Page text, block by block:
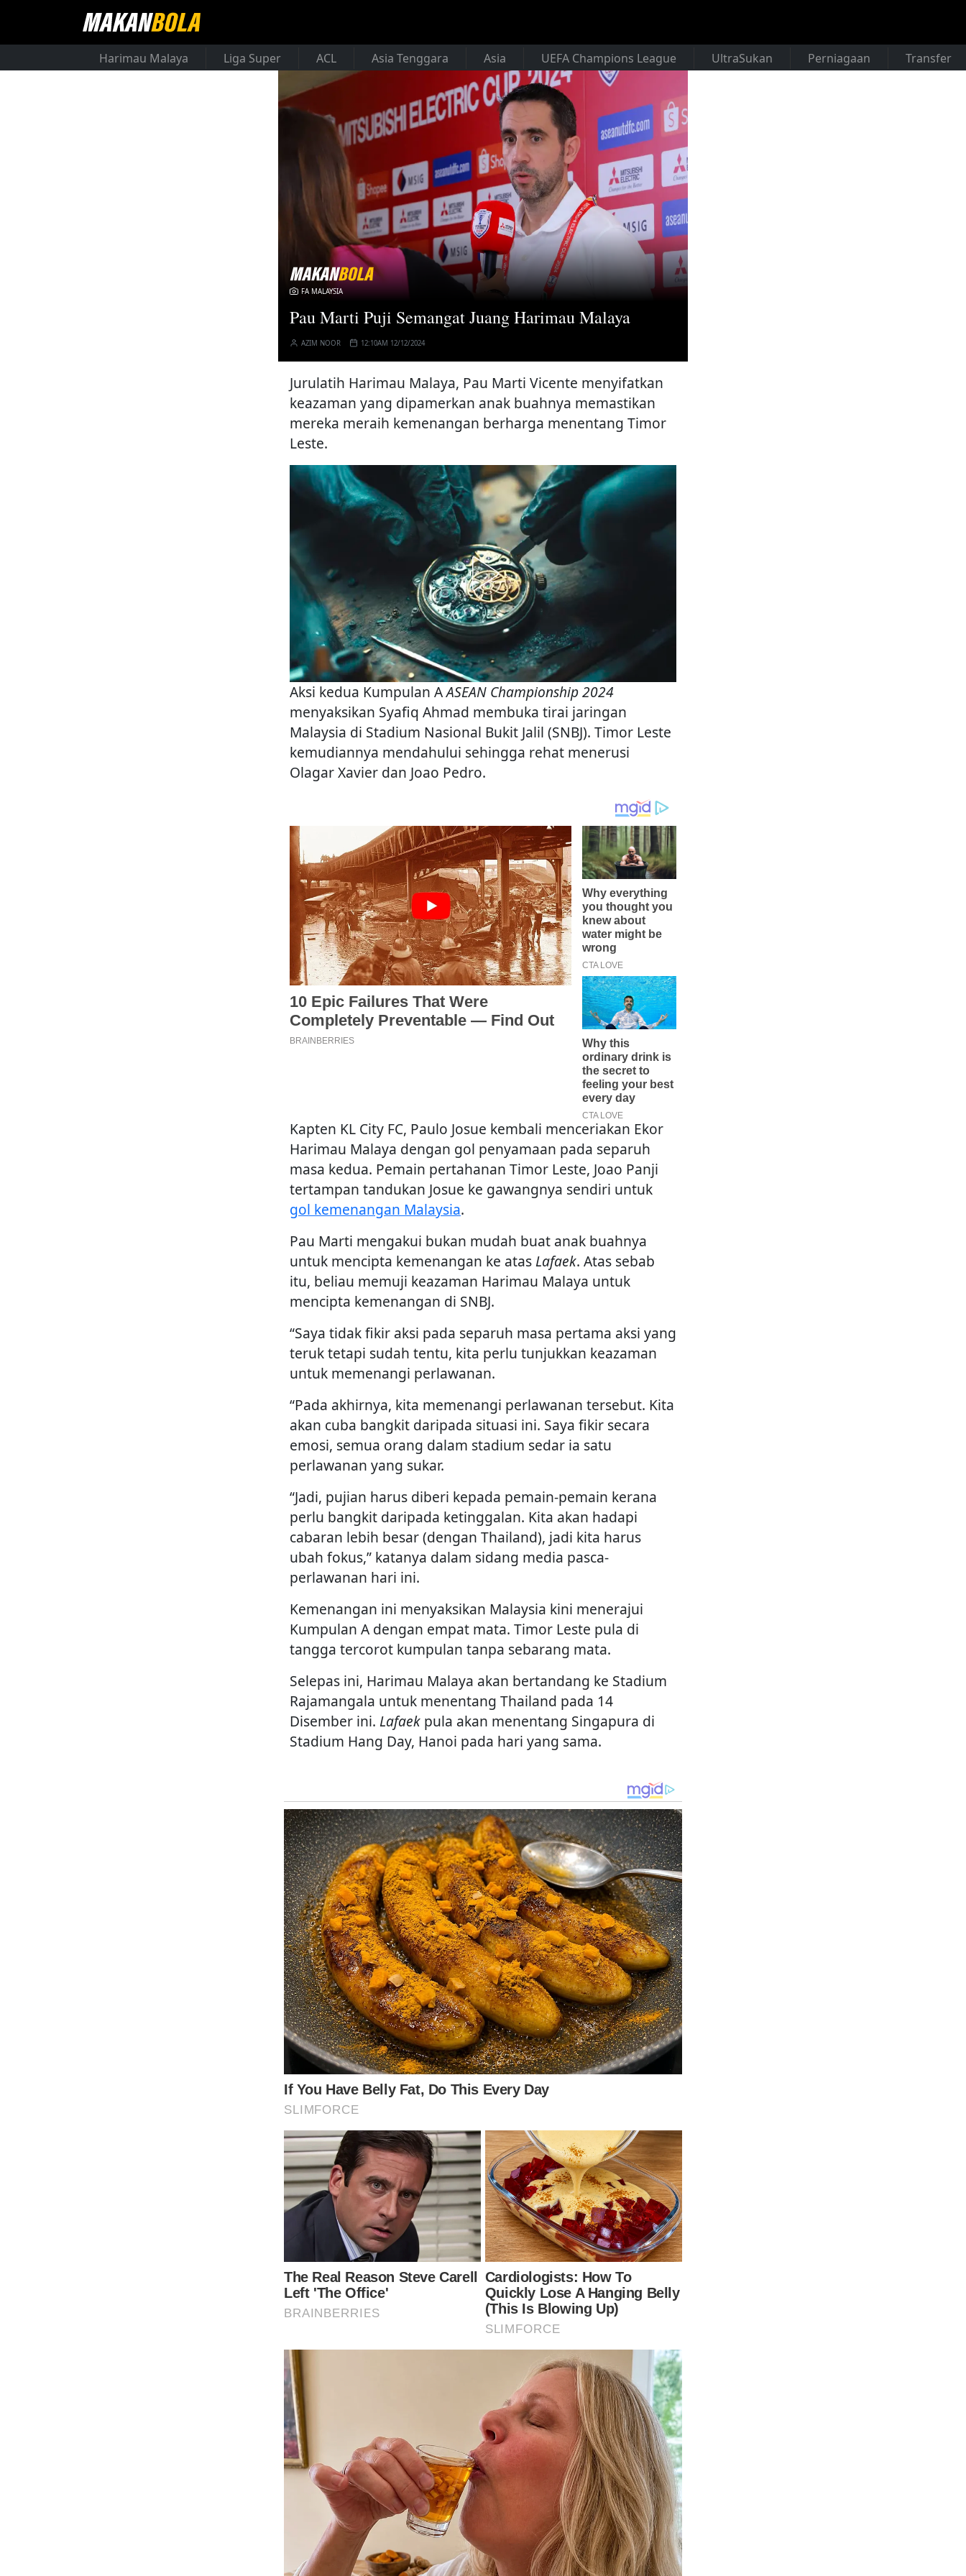
Harimau Malaya Liga Super ACL Asia Tenggara Asia UEFA Champions League UltraSukan Perniagaan Transfer
FA MALAYSIA
Pau Marti Puji Semangat Juang Harimau Malaya
AZIM NOOR 12:10AM 12/12/2024
Jurulatih Harimau Malaya, Pau Marti Vicente menyifatkan
keazaman yang dipamerkan anak buahnya memastikan
mereka meraih kemenangan berharga menentang Timor
Leste.
Aksi kedua Kumpulan AASEAN Championship 2024
menyaksikan Syafiq Ahmad membuka tirai jaringan
Malaysia di Stadium Nasional Bukit Jalil (SNBJ). Timor Leste
kemudiannya mendahului sehingga rehat menerusi
Olagar Xavier dan Joao Pedro.
Kapten KL City FC, Paulo Josue kembali menceriakan Ekor
Harimau Malaya dengan gol penyamaan pada separuh
masa kedua. Pemain pertahanan Timor Leste, Joao Panji
tertampan tandukan Josue ke gawangnya sendiri untuk
gol kemenangan Malaysia.
Pau Marti mengakui bukan mudah buat anak buahnya
untuk mencipta kemenangan ke atasLafaek. Atas sebab
itu, beliau memuji keazaman Harimau Malaya untuk
mencipta kemenangan di SNBJ.
“Saya tidak fikir aksi pada separuh masa pertama aksi yang
teruk tetapi sudah tentu, kita perlu tunjukkan keazaman
untuk memenangi perlawanan.
“Pada akhirnya, kita memenangi perlawanan tersebut. Kita
akan cuba bangkit daripada situasi ini. Saya fikir secara
emosi, semua orang dalam stadium sedar ia satu
perlawanan yang sukar.
“Jadi, pujian harus diberi kepada pemain-pemain kerana
perlu bangkit daripada ketinggalan. Kita akan hadapi
cabaran lebih besar (dengan Thailand), jadi kita harus
ubah fokus,” katanya dalam sidang media pasca-
perlawanan hari ini.
Kemenangan ini menyaksikan Malaysia kini menerajui
Kumpulan A dengan empat mata. Timor Leste pula di
tangga tercorot kumpulan tanpa sebarang mata.
Selepas ini, Harimau Malaya akan bertandang ke Stadium
Rajamangala untuk menentang Thailand pada 14
Disember ini. Lafaek pula akan menentang Singapura di
Stadium Hang Day, Hanoi pada hari yang sama.